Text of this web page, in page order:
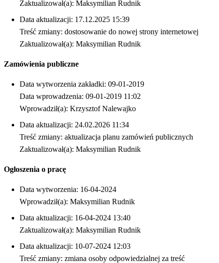
Zaktualizował(a): Maksymilian Rudnik
Data aktualizacji: 17.12.2025 15:39
Treść zmiany: dostosowanie do nowej strony internetowej
Zaktualizował(a): Maksymilian Rudnik
Zamówienia publiczne
Data wytworzenia zakładki: 09-01-2019
Data wprowadzenia: 09-01-2019 11:02
Wprowadził(a): Krzysztof Nalewajko
Data aktualizacji: 24.02.2026 11:34
Treść zmiany: aktualizacja planu zamówień publicznych
Zaktualizował(a): Maksymilian Rudnik
Ogłoszenia o pracę
Data wytworzenia: 16-04-2024
Wprowadził(a): Maksymilian Rudnik
Data aktualizacji: 16-04-2024 13:40
Zaktualizował(a): Maksymilian Rudnik
Data aktualizacji: 10-07-2024 12:03
Treść zmiany: zmiana osoby odpowiedzialnej za treść